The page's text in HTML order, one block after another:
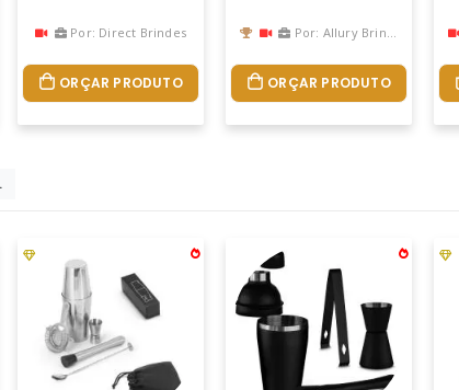
Por: Direct Brindes
ORÇAR PRODUTO
Por: Allury Brindes
ORÇAR PRODUTO